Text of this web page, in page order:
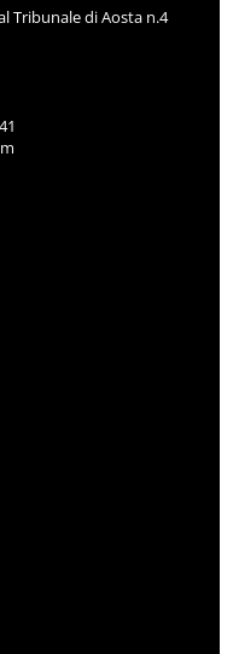
Tribunale di Aosta n.4